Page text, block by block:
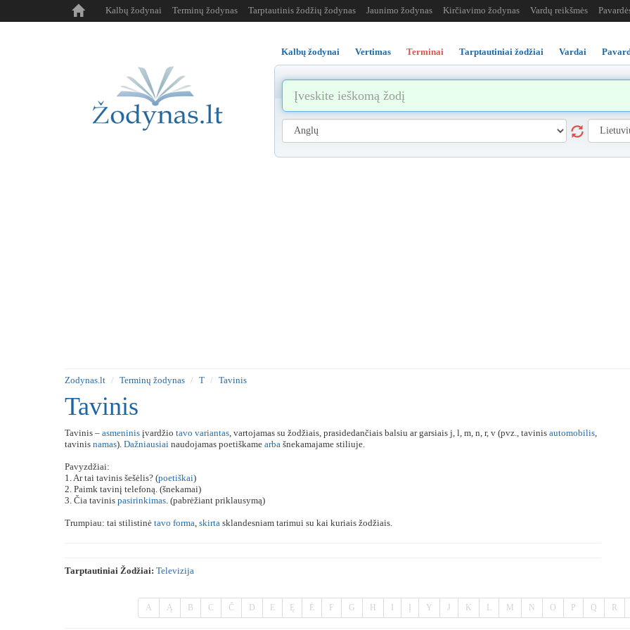
Kalbų žodynai Terminų žodynas Tarptautinis žodžių žodynas Jaunimo žodynas Kirčiavimo žodynas Vardų reikšmės
Kalbų žodynai Vertimas Terminai Tarptautiniai žodžiai Vardai
Zodynas.lt Terminų žodynas T Tavinis
Tavinis
Tavinis – asmeninis įvardžio tavo variantas, vartojamas su žodžiais, prasidedančiais balsiu ar garsiais j, l, m, n, r, v (pvz., tavinis automobilis,
tavinis namas). Dažniausiai naudojamas poetiškame arba šnekamajame stiliuje.
Pavyzdžiai:
1. Ar tai tavinis šešėlis? (poetiškai)
2. Paimk tavinį telefoną. (šnekamai)
3. Čia tavinis pasirinkimas. (pabrėžiant priklausymą)
Trumpiau: tai stilistinė tavo forma, skirta sklandesniam tarimui su kai kuriais žodžiais.
Tarptautiniai Žodžiai: Televizija
A Ą B C Č D E Ę Ė F G H Y J K L M N O P Q R